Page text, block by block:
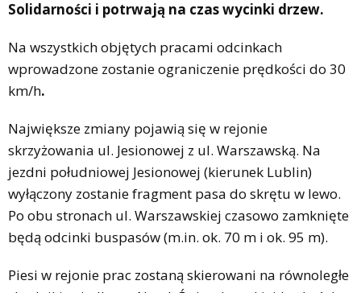
Solidarności i potrwają na czas wycinki drzew.
Na wszystkich objętych pracami odcinkach
wprowadzone zostanie ograniczenie prędkości do 30
km/h.
Największe zmiany pojawią się w rejonie
skrzyżowania ul. Jesionowej z ul. Warszawską. Na
jezdni południowej Jesionowej (kierunek Lublin)
wyłączony zostanie fragment pasa do skrętu w lewo.
Po obu stronach ul. Warszawskiej czasowo zamknięte
będą odcinki buspasów (m.in. ok. 70 m i ok. 95 m).
Piesi w rejonie prac zostaną skierowani na równoległe